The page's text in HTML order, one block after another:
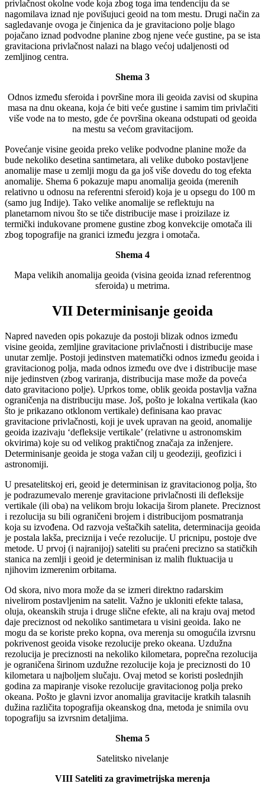
privlačnost okolne vode koja zbog toga ima tendenciju da se
nagomilava iznad nje povišujuci geoid na tom mestu. Drugi način za
sagledavanje ovoga je činjenica da je gravitaciono polje blago
pojačano iznad podvodne planine zbog njene veće gustine, pa se ista
gravitaciona privlačnost nalazi na blago većoj udaljenosti od
zemljinog centra.
Shema 3
Odnos između sferoida i površine mora ili geoida zavisi od skupina
masa na dnu okeana, koja će biti veće gustine i samim tim privlačiti
više vode na to mesto, gde će površina okeana odstupati od geoida
na mestu sa većom gravitacijom.
Povećanje visine geoida preko velike podvodne planine može da
bude nekoliko desetina santimetara, ali velike duboko postavljene
anomalije mase u zemlji mogu da ga još više dovedu do tog efekta
anomalije. Shema 6 pokazuje mapu anomalija geoida (merenih
relativno u odnosu na referentni sferoid) koja je u opsegu do 100 m
(samo jug Indije). Tako velike anomalije se reflektuju na
planetarnom nivou što se tiče distribucije mase i proizilaze iz
termički indukovane promene gustine zbog konvekcije omotača ili
zbog topografije na granici između jezgra i omotača.
Shema 4
Mapa velikih anomalija geoida (visina geoida iznad referentnog
sferoida) u metrima.
VII Determinisanje geoida
Napred naveden opis pokazuje da postoji blizak odnos između
visine geoida, zemljine gravitacione privlačnosti i distribucije mase
unutar zemlje. Postoji jedinstven matematički odnos između geoida i
gravitacionog polja, mada odnos između ove dve i distribucije mase
nije jedinstven (zbog variranja, distribucija mase može da poveća
dato gravitaciono polje). Uprkos tome, oblik geoida postavlja važna
ograničenja na distribuciju mase. Još, pošto je lokalna vertikala (kao
što je prikazano otklonom vertikale) definisana kao pravac
gravitacione privlačnosti, koji je uvek upravan na geoid, anomalije
geoida izazivaju ‘defleksije vertikale’ (relativne u astronomskim
okvirima) koje su od velikog praktičnog značaja za inženjere.
Determinisanje geoida je stoga važan cilj u geodeziji, geofizici i
astronomiji.
U presatelitskoj eri, geoid je determinisan iz gravitacionog polja, što
je podrazumevalo merenje gravitacione privlačnosti ili defleksije
vertikale (ili oba) na velikom broju lokacija širom planete. Preciznost
i rezolucija su bili ograničeni brojem i distribucijom posmatranja
koja su izvođena. Od razvoja veštačkih satelita, determinacija geoida
je postala lakša, preciznija i veće rezolucije. U pricnipu, postoje dve
metode. U prvoj (i najranijoj) sateliti su praćeni precizno sa statičkih
stanica na zemlji i geoid je determinisan iz malih fluktuacija u
njihovim izmerenim orbitama.
Od skora, nivo mora može da se izmeri direktno radarskim
nivelirom postavljenim na satelit. Važno je ukloniti efekte talasa,
oluja, okeanskih struja i druge slične efekte, ali na kraju ovaj metod
daje preciznost od nekoliko santimetara u visini geoida. Iako ne
mogu da se koriste preko kopna, ova merenja su omogućila izvrsnu
pokrivenost geoida visoke rezolucije preko okeana. Uzdužna
rezolucija je preciznosti na nekoliko kilometara, poprečna rezolucija
je ograničena širinom uzdužne rezolucije koja je preciznosti do 10
kilometara u najboljem slučaju. Ovaj metod se koristi poslednjih
godina za mapiranje visoke rezolucije gravitacionog polja preko
okeana. Pošto je glavni izvor anomalija gravitacije kratkih talasnih
dužina različita topografija okeanskog dna, metoda je snimila ovu
topografiju sa izvrsnim detaljima.
Shema 5
Satelitsko nivelanje
VIII Sateliti za gravimetrijska merenja